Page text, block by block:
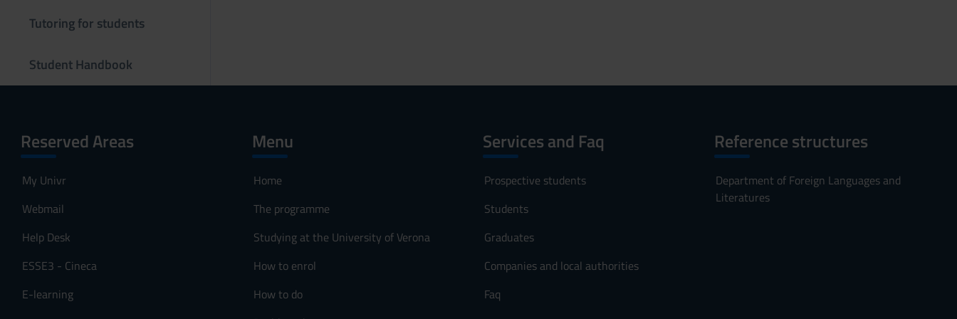
Tutoring for students
Student Handbook
Reserved Areas
My Univr
Webmail
Help Desk
ESSE3 - Cineca
E-learning
Menu
Home
The programme
Studying at the University of Verona
How to enrol
How to do
Services and Faq
Prospective students
Students
Graduates
Companies and local authorities
Faq
Reference structures
Department of Foreign Languages and
Literatures